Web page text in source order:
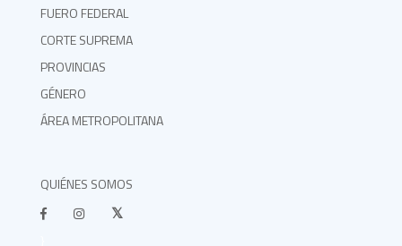
FUERO FEDERAL
CORTE SUPREMA
PROVINCIAS
GÉNERO
ÁREA METROPOLITANA
QUIÉNES SOMOS